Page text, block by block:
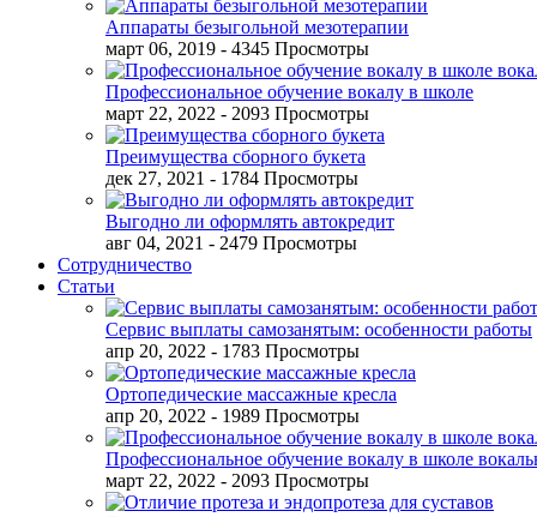
Аппараты безыгольной мезотерапии
март 06, 2019 - 4345 Просмотры
Профессиональное обучение вокалу в школе
март 22, 2022 - 2093 Просмотры
Преимущества сборного букета
дек 27, 2021 - 1784 Просмотры
Выгодно ли оформлять автокредит
авг 04, 2021 - 2479 Просмотры
Сотрудничество
Статьи
Сервис выплаты самозанятым: особенности работы
апр 20, 2022 - 1783 Просмотры
Ортопедические массажные кресла
апр 20, 2022 - 1989 Просмотры
Профессиональное обучение вокалу в школе
март 22, 2022 - 2093 Просмотры